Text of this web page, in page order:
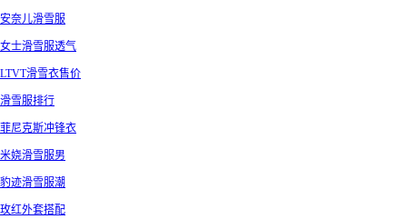
安奈儿滑雪服
女士滑雪服透气
LTVT滑雪衣售价
滑雪服排行
菲尼克斯冲锋衣
米娆滑雪服男
豹迹滑雪服潮
玫红外套搭配